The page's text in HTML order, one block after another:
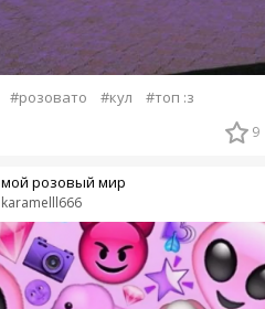
#розовато #кул #топ :з
9
karamelll666
мой розовый мир